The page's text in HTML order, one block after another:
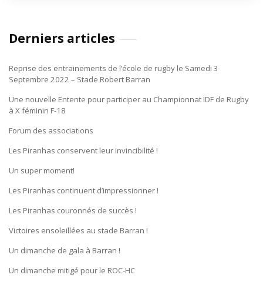
Derniers articles
Reprise des entrainements de l’école de rugby le Samedi 3
Septembre 2022 – Stade Robert Barran
Une nouvelle Entente pour participer au Championnat IDF de Rugby
à X féminin F-18
Forum des associations
Les Piranhas conservent leur invincibilité !
Un super moment!
Les Piranhas continuent d’impressionner !
Les Piranhas couronnés de succès !
Victoires ensoleillées au stade Barran !
Un dimanche de gala à Barran !
Un dimanche mitigé pour le ROC-HC